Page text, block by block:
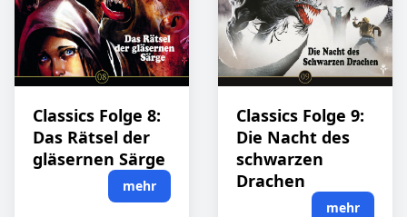
Classics Folge 8:
Das Rätsel der
gläsernen Särge
mehr
Classics Folge 9:
Die Nacht des
schwarzen
Drachen
mehr